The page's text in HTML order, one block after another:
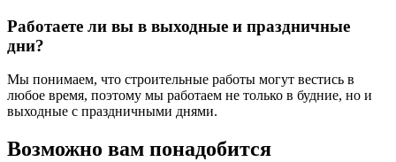
Работаете ли вы в выходные и праздничные
дни?
Мы понимаем, что строительные работы могут вестись в
любое время, поэтому мы работаем не только в будние, но и
выходные с праздничными днями.
Возможно вам понадобится